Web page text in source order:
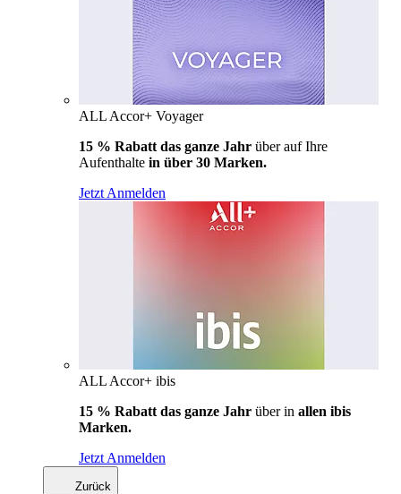
ALL Accor+ Voyager
15 % Rabatt das ganze Jahr über auf Ihre
Aufenthalte in über 30 Marken.
Jetzt Anmelden
ALL Accor+ ibis
15 % Rabatt das ganze Jahr über in allen ibis
Marken.
Jetzt Anmelden
Zurück